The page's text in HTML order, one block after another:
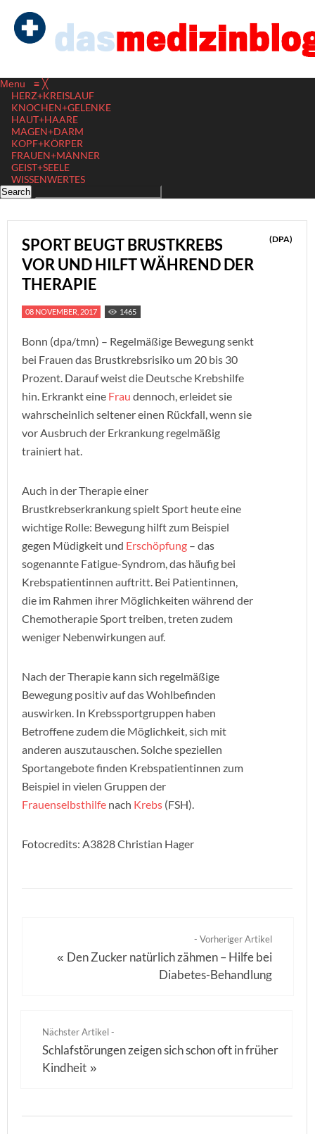
Menu ≡ ╳
HERZ+KREISLAUF
KNOCHEN+GELENKE
HAUT+HAARE
MAGEN+DARM
KOPF+KÖRPER
FRAUEN+MÄNNER
GEIST+SEELE
WISSENWERTES
SPORT BEUGT BRUSTKREBS
VOR UND HILFT WÄHREND DER
THERAPIE
(DPA)
08 NOVEMBER, 2017 1465
Bonn (dpa/tmn) – Regelmäßige Bewegung senkt
bei Frauen das Brustkrebsrisiko um 20 bis 30
Prozent. Darauf weist die Deutsche Krebshilfe
hin. Erkrankt eine Frau dennoch, erleidet sie
wahrscheinlich seltener einen Rückfall, wenn sie
vor Ausbruch der Erkrankung regelmäßig
trainiert hat.
Auch in der Therapie einer
Brustkrebserkrankung spielt Sport heute eine
wichtige Rolle: Bewegung hilft zum Beispiel
gegen Müdigkeit und Erschöpfung – das
sogenannte Fatigue-Syndrom, das häufig bei
Krebspatientinnen auftritt. Bei Patientinnen,
die im Rahmen ihrer Möglichkeiten während der
Chemotherapie Sport treiben, treten zudem
weniger Nebenwirkungen auf.
Nach der Therapie kann sich regelmäßige
Bewegung positiv auf das Wohlbefinden
auswirken. In Krebssportgruppen haben
Betroffene zudem die Möglichkeit, sich mit
anderen auszutauschen. Solche speziellen
Sportangebote finden Krebspatientinnen zum
Beispiel in vielen Gruppen der
Frauenselbsthilfe nach Krebs (FSH).
Fotocredits: A3828 Christian Hager
- Vorheriger Artikel
« Den Zucker natürlich zähmen – Hilfe bei
Diabetes-Behandlung
Nächster Artikel -
Schlafstörungen zeigen sich schon oft in früher
Kindheit »